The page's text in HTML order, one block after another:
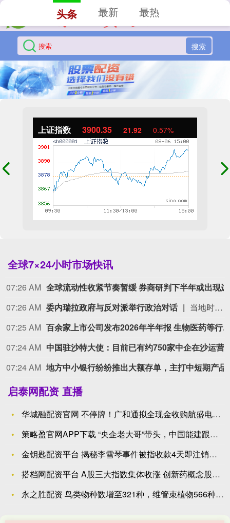
搜索
上证指数 3900.35 21.92 0.57%
全球7×24小时市场快讯
07:26 AM
07:26 AM 委内瑞拉政府与反对派举行政治对话
当地时间8月6日，委内瑞拉政府与反对派代表在首都加拉加斯启动了由美国支持的政治对话。根据双方发布的议程，他们将讨论委内瑞拉遭遇地震后的应对措施，以及“加强民主和政治权利”的问题。（总台环球资讯）
07:25 AM
百余家上市公司发布2026年半年报
07:24 AM
07:24 AM
启泰网配资 直播
华城融配资官网 不停牌！广和通拟全现金收购航盛电子控制权，标
策略盈官网APP下载 “央企老大哥”带头，中国能建跟进，回购
金钥匙配资平台 揭秘李雪琴事件被指收款4天即注销公司
搭档网配资平台 A股三大指数集体收涨 创新药概念股持续大涨
永之胜配资 鸟类物种数增至321种，维管束植物566种……北
头条 最新 最热